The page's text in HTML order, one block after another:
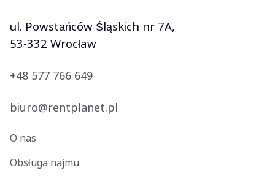
ul. Powstańców Śląskich nr 7A,
53-332 Wrocław
+48 577 766 649
biuro@rentplanet.pl
O nas
Obsługa najmu